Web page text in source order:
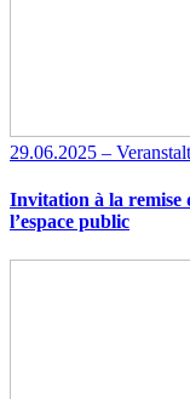
29.06.2025 –
Invitation à la remise
l’espace public